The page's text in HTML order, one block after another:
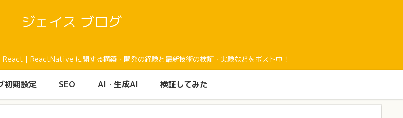
ジェイス ブログ
｜ReactNative に関する構築・開発の経験と最新技術の検証・実験などをポスト中！
初期設定 SEO AI・生成AI 検証してみた